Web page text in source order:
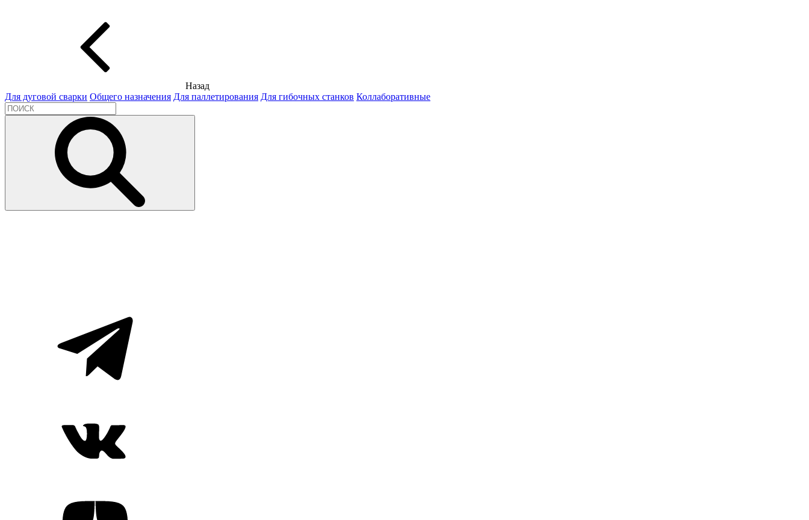
Назад
Для дуговой сварки Общего назначения Для паллетирования Для гибочных станков Коллаборативные